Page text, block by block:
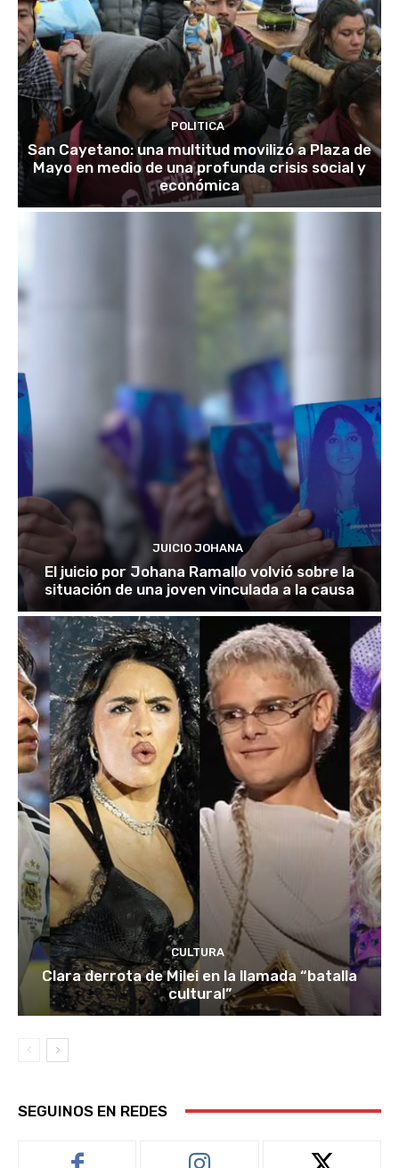
POLITICA
San Cayetano: una multitud movilizó a Plaza de
Mayo en medio de una profunda crisis social y
económica
JUICIO JOHANA
El juicio por Johana Ramallo volvió sobre la
situación de una joven vinculada a la causa
CULTURA
Clara derrota de Milei en la llamada “batalla
cultural”
SEGUINOS EN REDES